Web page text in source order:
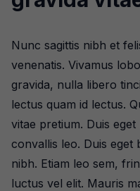
Nunc sagittis nibh et
venenatis. Vivamus
gravida, nulla libero
lectus quam id lectus.
vitae pretium. Duis
convallis leo. Duis eget
nibh. Etiam leo sem,
luctus vel elit. Mauris